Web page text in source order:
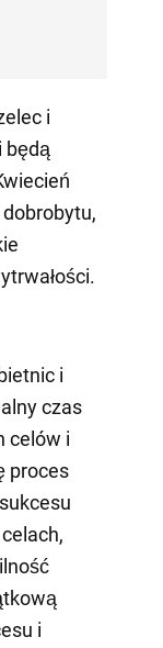
i
będą
i
czas
celów i
proces
i